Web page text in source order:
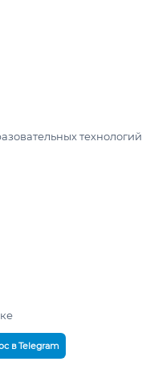
технологий
в Telegram